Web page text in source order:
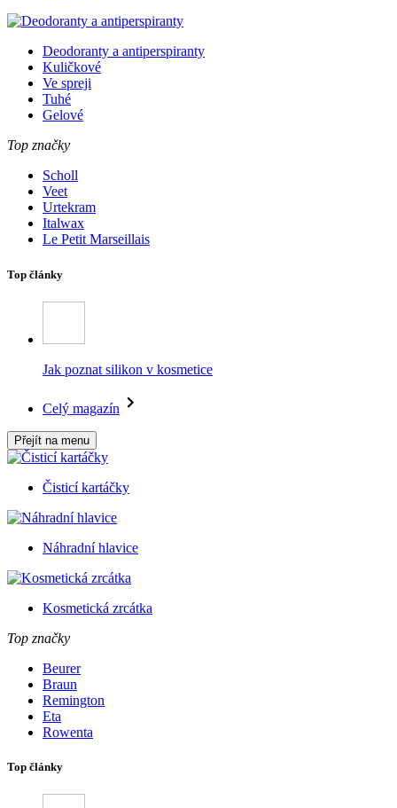
Deodoranty a antiperspiranty
Kuličkové
Ve spreji
Tuhé
Gelové
Top značky
Scholl
Veet
Urtekram
Italwax
Le Petit Marseillais
Top články
Jak poznat silikon v kosmetice
Celý magazín
Přejít na menu
Čisticí kartáčky
Náhradní hlavice
Kosmetická zrcátka
Top značky
Beurer
Braun
Remington
Eta
Rowenta
Top články